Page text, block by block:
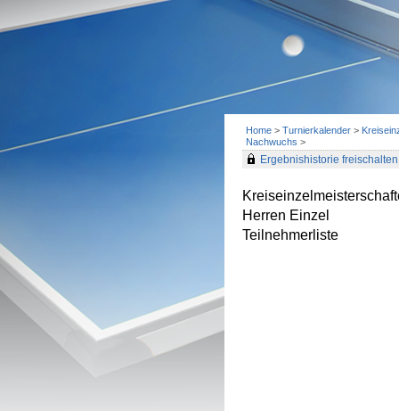
Home > Turnierkalender >
Nachwuchs >
Ergebnishistorie freischalten
Herren Einzel
Teilnehmerliste